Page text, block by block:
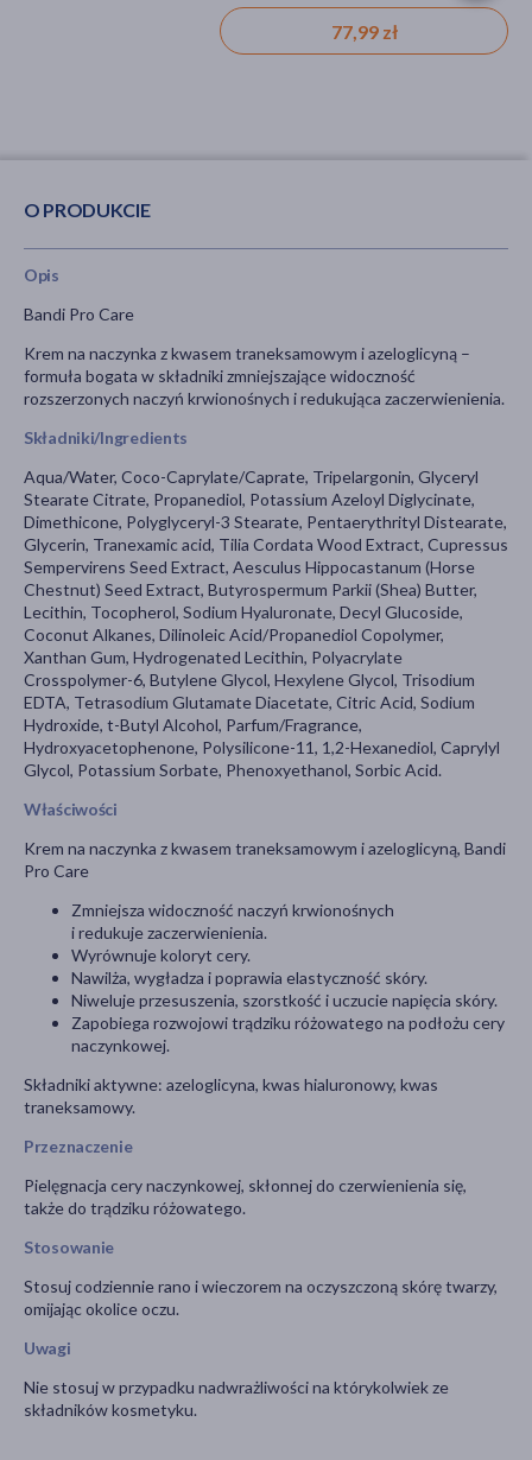
29,99 zł
52,39 zł
77,99 zł
O PRODUKCIE
Opis
Bandi Pro Care
Krem na naczynka z kwasem traneksamowym i azeloglicyną –
formuła bogata w składniki zmniejszające widoczność
rozszerzonych naczyń krwionośnych i redukująca zaczerwienienia.
Składniki/Ingredients
Aqua/Water, Coco-Caprylate/Caprate, Tripelargonin, Glyceryl
Stearate Citrate, Propanediol, Potassium Azeloyl Diglycinate,
Dimethicone, Polyglyceryl-3 Stearate, Pentaerythrityl Distearate,
Glycerin, Tranexamic acid, Tilia Cordata Wood Extract, Cupressus
Sempervirens Seed Extract, Aesculus Hippocastanum (Horse
Chestnut) Seed Extract, Butyrospermum Parkii (Shea) Butter,
Lecithin, Tocopherol, Sodium Hyaluronate, Decyl Glucoside,
Coconut Alkanes, Dilinoleic Acid/Propanediol Copolymer,
Xanthan Gum, Hydrogenated Lecithin, Polyacrylate
Crosspolymer-6, Butylene Glycol, Hexylene Glycol, Trisodium
EDTA, Tetrasodium Glutamate Diacetate, Citric Acid, Sodium
Hydroxide, t-Butyl Alcohol, Parfum/Fragrance,
Hydroxyacetophenone, Polysilicone-11, 1,2-Hexanediol, Caprylyl
Glycol, Potassium Sorbate, Phenoxyethanol, Sorbic Acid.
Właściwości
Krem na naczynka z kwasem traneksamowym i azeloglicyną, Bandi
Pro Care
Zmniejsza widoczność naczyń krwionośnych
i redukuje zaczerwienienia.
Wyrównuje koloryt cery.
Nawilża, wygładza i poprawia elastyczność skóry.
Niweluje przesuszenia, szorstkość i uczucie napięcia skóry.
Zapobiega rozwojowi trądziku różowatego na podłożu cery
naczynkowej.
Składniki aktywne: azeloglicyna, kwas hialuronowy, kwas
traneksamowy.
Przeznaczenie
Pielęgnacja cery naczynkowej, skłonnej do czerwienienia się,
także do trądziku różowatego.
Stosowanie
Stosuj codziennie rano i wieczorem na oczyszczoną skórę twarzy,
omijając okolice oczu.
Uwagi
Nie stosuj w przypadku nadwrażliwości na którykolwiek ze
składników kosmetyku.